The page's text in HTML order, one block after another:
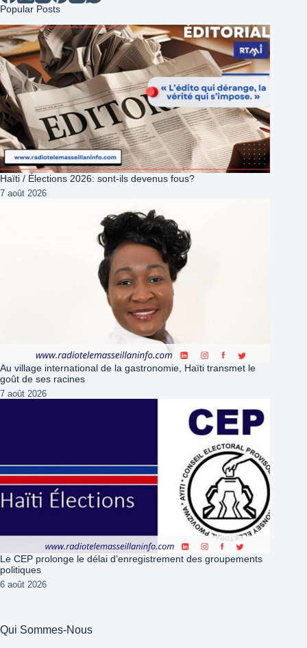
Popular Posts
Haïti / Élections 2026: sont-ils devenus fous?
7 août 2026
Au village international de la gastronomie, Haïti transmet le
goût de ses racines
7 août 2026
Le CEP prolonge le délai d’enregistrement des groupements
politiques
6 août 2026
Qui Sommes-Nous